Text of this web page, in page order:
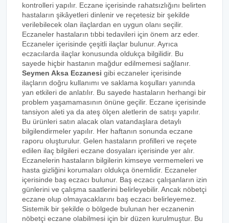
kontrolleri yapılır. Eczane içerisinde rahatsızlığını belirten
hastaların şikâyetleri dinlenir ve reçetesiz bir şekilde
verilebilecek olan ilaçlardan en uygun olanı seçilir.
Eczaneler hastaların tıbbi tedavileri için önem arz eder.
Eczaneler içerisinde çeşitli ilaçlar bulunur. Ayrıca
eczacılarda ilaçlar konusunda oldukça bilgilidir. Bu
sayede hiçbir hastanın mağdur edilmemesi sağlanır.
Seymen Aksa Eczanesi gibi eczaneler içerisinde
ilaçların doğru kullanımı ve saklama koşulları yanında
yan etkileri de anlatılır. Bu sayede hastaların herhangi bir
problem yaşamamasının önüne geçilir. Eczane içerisinde
tansiyon aleti ya da ateş ölçen aletlerin de satışı yapılır.
Bu ürünleri satın alacak olan vatandaşlara detaylı
bilgilendirmeler yapılır. Her haftanın sonunda eczane
raporu oluşturulur. Gelen hastaların profilleri ve reçete
edilen ilaç bilgileri eczane dosyaları içerisinde yer alır.
Eczanelerin hastaların bilgilerin kimseye vermemeleri ve
hasta gizliğini korumaları oldukça önemlidir. Eczaneler
içerisinde baş eczacı bulunur. Baş eczacı çalışanların izin
günlerini ve çalışma saatlerini belirleyebilir. Ancak nöbetçi
eczane olup olmayacaklarını baş eczacı belirleyemez.
Sistemik bir şekilde o bölgede bulunan her eczanenin
nöbetçi eczane olabilmesi için bir düzen kurulmuştur. Bu